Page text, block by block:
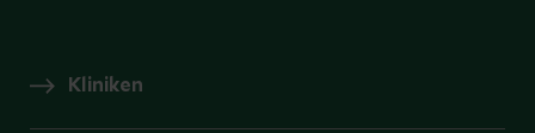
Kliniken